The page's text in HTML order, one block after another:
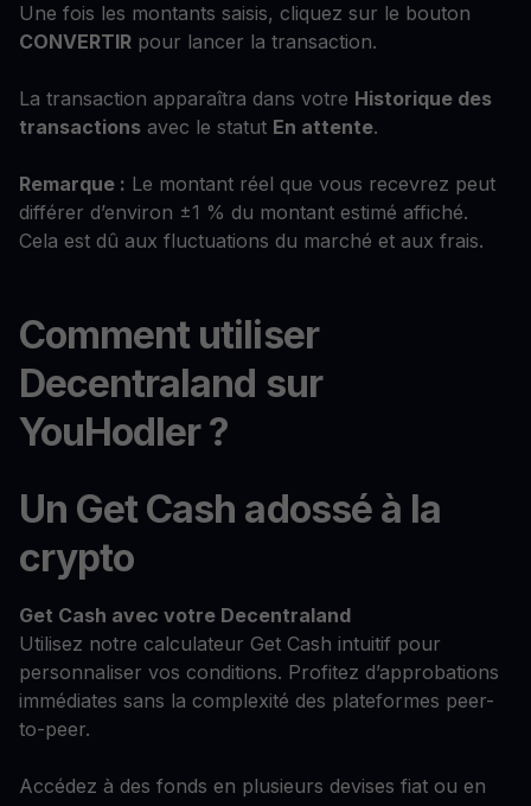
Une fois les montants saisis, cliquez sur le bouton
CONVERTIR pour lancer la transaction.
La transaction apparaîtra dans votre Historique des
transactions avec le statut En attente.
Remarque : Le montant réel que vous recevrez peut
différer d’environ ±1 % du montant estimé affiché.
Cela est dû aux fluctuations du marché et aux frais.
Comment utiliser
Decentraland sur
YouHodler ?
Un Get Cash adossé à la
crypto
Get Cash avec votre Decentraland
Utilisez notre calculateur Get Cash intuitif pour
personnaliser vos conditions. Profitez d’approbations
immédiates sans la complexité des plateformes peer-
to-peer.
Accédez à des fonds en plusieurs devises fiat ou en